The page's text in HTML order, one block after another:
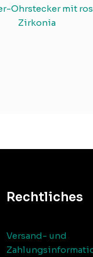
Ohrstecker mit
Zirkonia
Rechtliches
Versand- und